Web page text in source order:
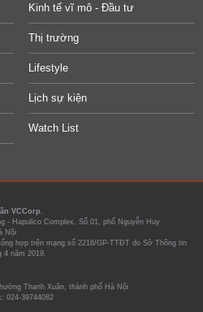
Kinh tế vĩ mô - Đầu tư
Thị trường
Lifestyle
Lịch sự kiện
Watch List
VCCorp.
- Hapulico Complex, Số 01, phố Nguyễn Huy
Nội
hợp trên mạng số 2216/GP-TTĐT do Sở Thông tin
năm 2019.
Thanh Xuân, thành phố Hà Nội
024-39744082